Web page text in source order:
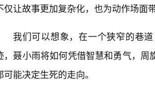
仅让故事更加复杂化，也为动作场面
我们可以想象，在一个狭窄的巷
，聂小雨将如何凭借智慧和勇气，
可能决定生死的走向。